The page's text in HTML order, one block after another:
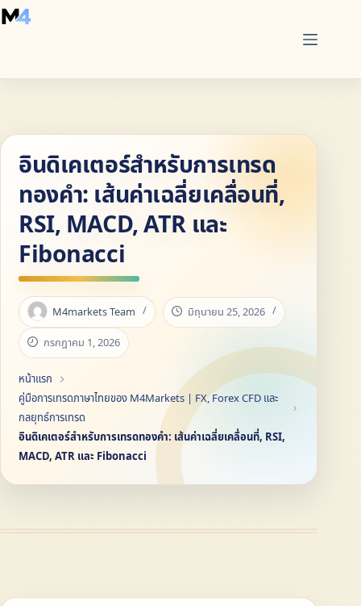
Skip
อินดิเคเตอร์สำหรับการเทรด
ทองคำ: เส้นค่าเฉลี่ยเคลื่อนที่,
RSI, MACD, ATR และ
Fibonacci
M4markets Team
มิถุนายน 25, 2026
กรกฎาคม 1, 2026
หน้าแรก
คู่มือการเทรดภาษาไทยของ M4Markets | FX, Forex CFD และ
กลยุทธ์การเทรด
อินดิเคเตอร์สำหรับการเทรดทองคำ: เส้นค่าเฉลี่ยเคลื่อนที่, RSI,
MACD, ATR และ Fibonacci